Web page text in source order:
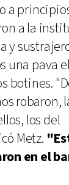
a
a la
y
una pava
botines.
robaron,
los del
Metz.
en el